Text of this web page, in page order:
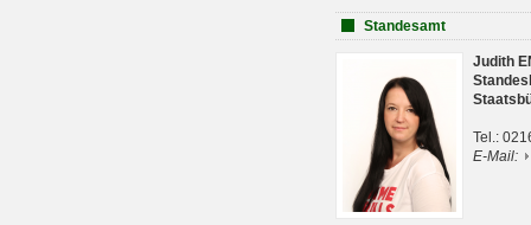
Standesamt
Judith
Tel.:
E-Mail: